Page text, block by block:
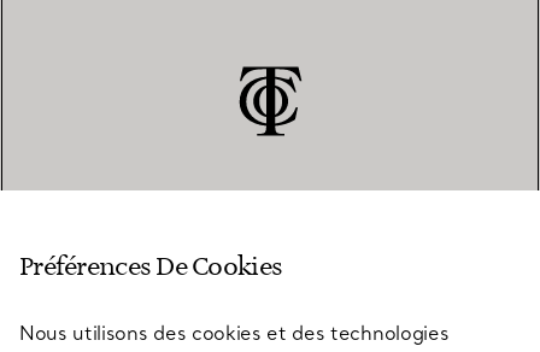
SERVICES
Préférences De Cookies
Nous utilisons des cookies et des technologies